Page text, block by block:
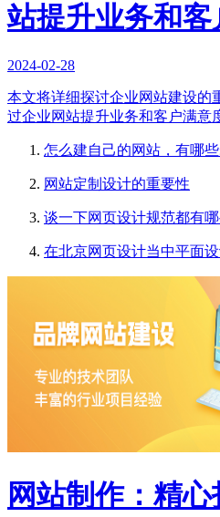
站提升业务和
2024-02-28
本文将详细探讨企业网站建设的
过企业网站提升业务和客户满意
怎么建自己的网站，有哪
网站定制设计的重要性
谈一下网页设计规范都有
在北京网页设计当中平面
网站制作：精